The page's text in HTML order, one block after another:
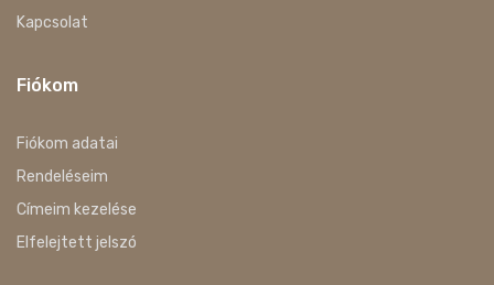
Kapcsolat
Fiókom
Fiókom adatai
Rendeléseim
Címeim kezelése
Elfelejtett jelszó